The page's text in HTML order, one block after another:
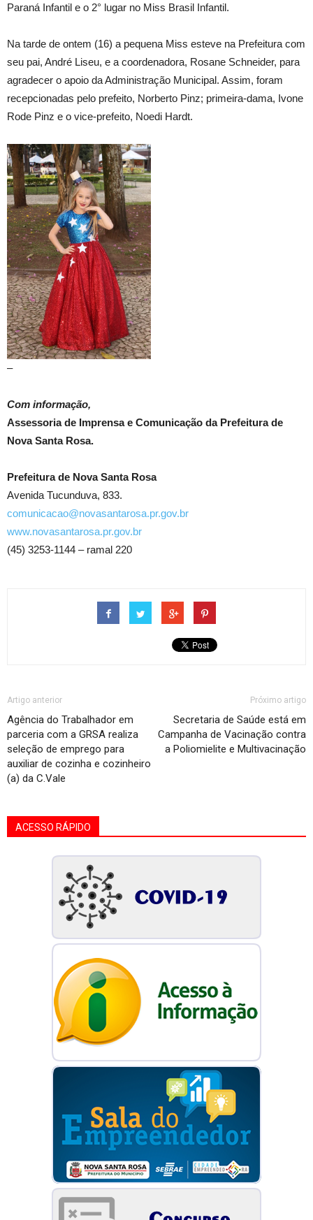
Paraná Infantil e o 2° lugar no Miss Brasil Infantil.
Na tarde de ontem (16) a pequena Miss esteve na Prefeitura com
seu pai, André Liseu, e a coordenadora, Rosane Schneider, para
agradecer o apoio da Administração Municipal. Assim, foram
recepcionadas pelo prefeito, Norberto Pinz; primeira-dama, Ivone
Rode Pinz e o vice-prefeito, Noedi Hardt.
–
Com informação,
Assessoria de Imprensa e Comunicação da Prefeitura de
Nova Santa Rosa.
Prefeitura de Nova Santa Rosa
Avenida Tucunduva, 833.
comunicacao@novasantarosa.pr.gov.br
www.novasantarosa.pr.gov.br
(45) 3253-1144 – ramal 220
Artigo anterior
Agência do Trabalhador em
parceria com a GRSA realiza
seleção de emprego para
auxiliar de cozinha e cozinheiro
(a) da C.Vale
Próximo artigo
Secretaria de Saúde está em
Campanha de Vacinação contra
a Poliomielite e Multivacinação
ACESSO RÁPIDO